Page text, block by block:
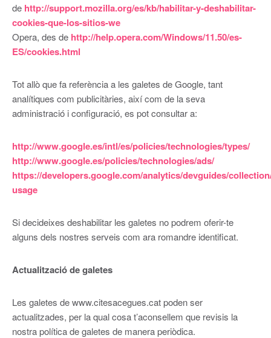
de http://support.mozilla.org/es/kb/habilitar-y-deshabilitar-
cookies-que-los-sitios-we
Opera, des de http://help.opera.com/Windows/11.50/es-
ES/cookies.html
Tot allò que fa referència a les galetes de Google, tant
analítiques com publicitàries, així com de la seva
administració i configuració, es pot consultar a:
http://www.google.es/intl/es/policies/technologies/types/
http://www.google.es/policies/technologies/ads/
https://developers.google.com/analytics/devguides/
usage
Si decideixes deshabilitar les galetes no podrem oferir-te
alguns dels nostres serveis com ara romandre identificat.
Actualització de galetes
Les galetes de www.citesacegues.cat poden ser
actualitzades, per la qual cosa t’aconsellem que revisis la
nostra política de galetes de manera periòdica.